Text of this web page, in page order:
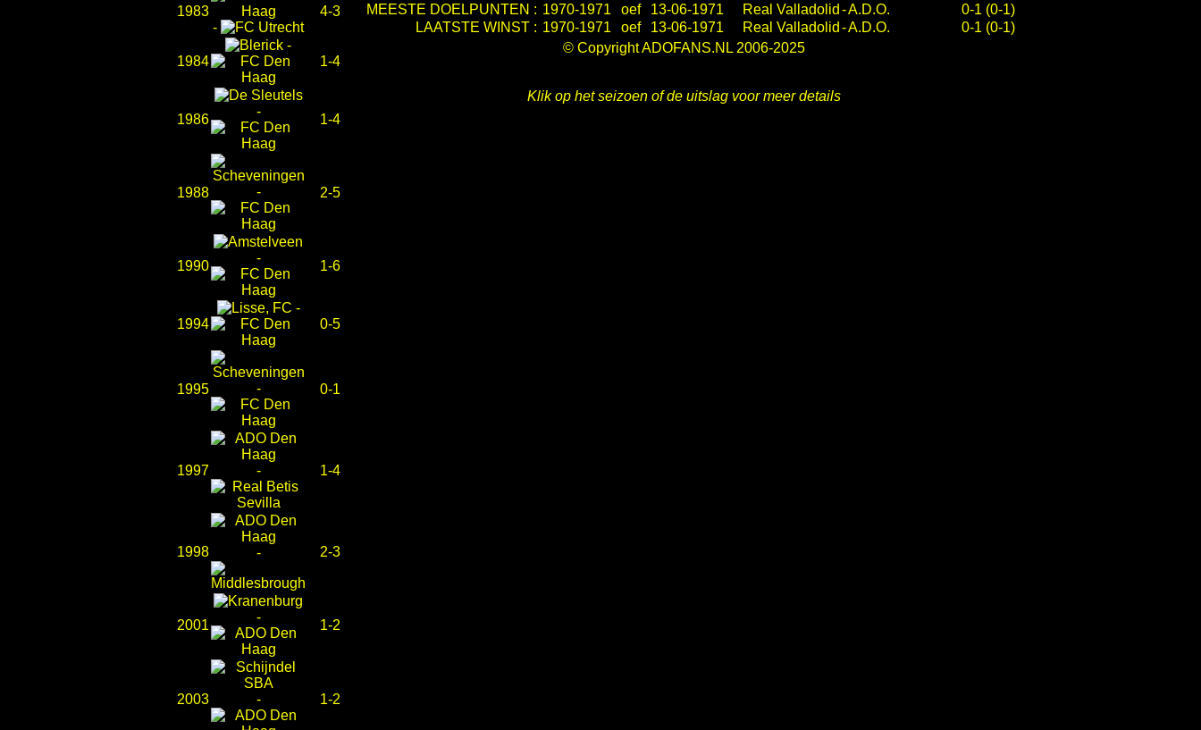
1983
-
4-3
1984
-
1-4
1986
-
1-4
1988 - 2-5
1990
-
1-6
1994
-
0-5
1995 - 0-1
1997 - 1-4
1998 - 2-3
2001
-
1-2
2003 - 1-2
MEESTE DOELPUNTEN : 1970-1971 oef 13-06-1971 Real Valladolid -A.D.O.
0-1 (0-1)
LAATSTE WINST : 1970-1971 oef 13-06-1971 Real Valladolid -A.D.O.
0-1 (0-1)
© Copyright ADOFANS.NL 2006-2025
Klik op het seizoen of de uitslag voor meer details